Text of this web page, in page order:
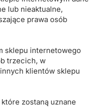
lub nieaktualne,
prawa osób
sklepu internetowego
trzecich, w
klientów sklepu
zostaną uznane